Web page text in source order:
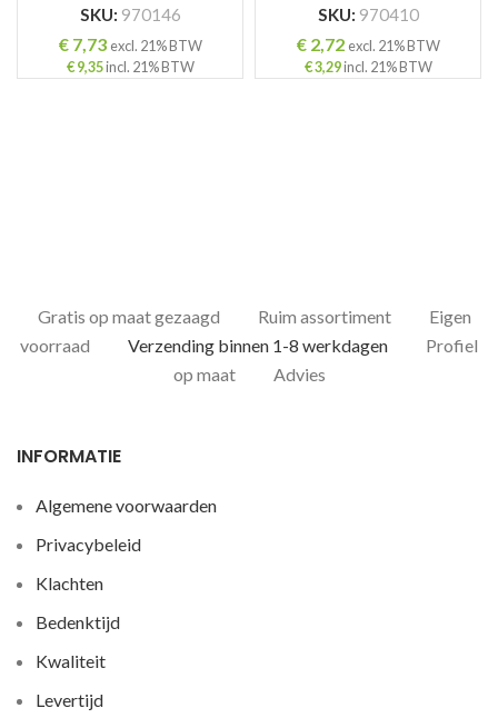
SKU: 970146
€7,73 excl. 21% BTW
€9,35incl. 21% BTW
SKU: 970410
€2,72 excl. 21% BTW
€3,29incl. 21% BTW
Gratis op maat gezaagd Ruim assortiment
Eigen
voorraad
Verzending binnen 1-8 werkdagen
Profiel
op maat
Advies
INFORMATIE
Algemene voorwaarden
Privacybeleid
Klachten
Bedenktijd
Kwaliteit
Levertijd